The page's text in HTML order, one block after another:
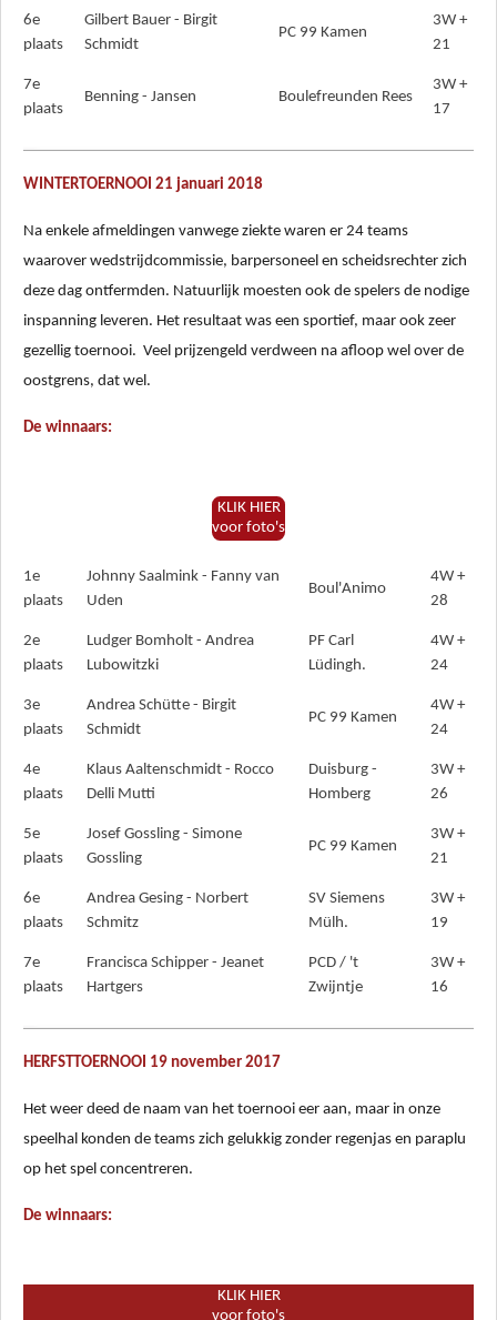
6e
plaats
Gilbert Bauer - Birgit
Schmidt
PC 99 Kamen
3W +
21
7e
plaats
Benning - Jansen Boulefreunden Rees
3W +
17
WINTERTOERNOOI 21 januari 2018
Na enkele afmeldingen vanwege ziekte waren er 24 teams
waarover wedstrijdcommissie, barpersoneel en scheidsrechter zich
deze dag ontfermden. Natuurlijk moesten ook de spelers de nodige
inspanning leveren. Het resultaat was een sportief, maar ook zeer
gezellig toernooi. Veel prijzengeld verdween na afloop wel over de
oostgrens, dat wel.
De winnaars:
KLIK HIER
voor foto's
1e
plaats
Johnny Saalmink - Fanny van
Uden
Boul'Animo
4W +
28
2e
plaats
Ludger Bomholt - Andrea
Lubowitzki
PF Carl
Lüdingh.
4W +
24
3e
plaats
Andrea Schütte - Birgit
Schmidt
PC 99 Kamen
4W +
24
4e
plaats
Klaus Aaltenschmidt - Rocco
Delli Mutti
Duisburg -
Homberg
3W +
26
5e
plaats
Josef Gossling - Simone
Gossling
PC 99 Kamen
3W +
21
6e
plaats
Andrea Gesing - Norbert
Schmitz
SV Siemens
Mülh.
3W +
19
7e
plaats
Francisca Schipper - Jeanet
Hartgers
PCD / 't
Zwijntje
3W +
16
HERFSTTOERNOOI 19 november 2017
Het weer deed de naam van het toernooi eer aan, maar in onze
speelhal konden de teams zich gelukkig zonder regenjas en paraplu
op het spel concentreren.
De winnaars:
KLIK HIER
voor foto's